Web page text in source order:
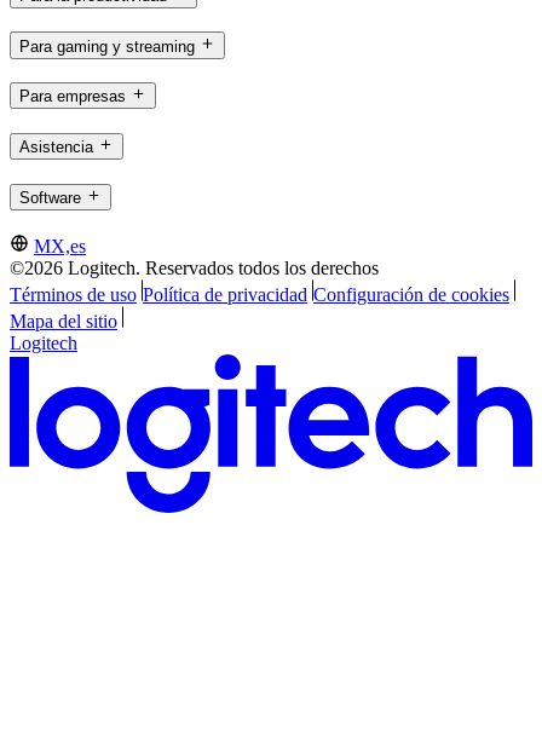
Para gaming y streaming
Para empresas
Asistencia
Software
MX,es
©2026 Logitech. Reservados todos los derechos
Términos de uso Política de privacidad Configuración de cookies
Mapa del sitio
Logitech